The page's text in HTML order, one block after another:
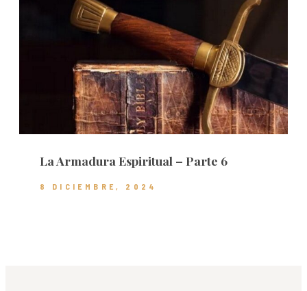
La Armadura Espiritual – Parte 6
8 DICIEMBRE, 2024